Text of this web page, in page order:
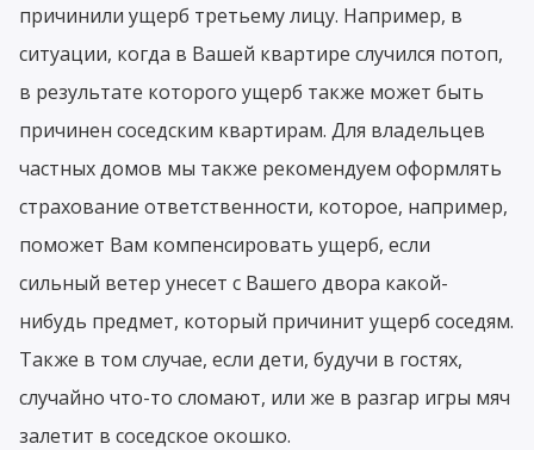
причинили ущерб третьему лицу. Например, в
ситуации, когда в Вашей квартире случился потоп,
в результате которого ущерб также может быть
причинен соседским квартирам. Для владельцев
частных домов мы также рекомендуем оформлять
страхование ответственности, которое, например,
поможет Вам компенсировать ущерб, если
сильный ветер унесет с Вашего двора какой-
нибудь предмет, который причинит ущерб соседям.
Также в том случае, если дети, будучи в гостях,
случайно что-то сломают, или же в разгар игры мяч
залетит в соседское окошко.